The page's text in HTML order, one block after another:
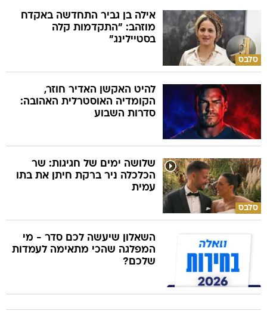
סלבס
אילה בן גביר התחדשה באקדח
מוזהב: "התקדמות קלה
בסטיילינג"
להיט האקשן האדיר חוזר,
הקומדיה האוסטרלית האהובה:
סדרות השבוע
סלבס
שלושה ימים של חגיגות: שר
הכלכלה ניר ברקת חיתן את בתו
עמית
השאלון שיעשה לכם סדר - מי
המפלגה שהכי מתאימה לעמדות
שלכם?